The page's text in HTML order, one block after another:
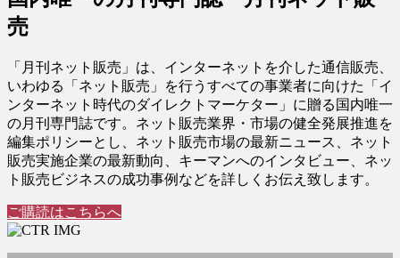
売
「月刊ネット販売」は、インターネットを介した通信販売、
いわゆる「ネット販売」を行うすべての事業者に向けた「イ
ンターネット時代のダイレクトマーケター」に贈る国内唯一
の月刊専門誌です。ネット販売業界・市場の健全発展推進を
編集ポリシーとし、ネット販売市場の最新ニュース、ネット
販売実施企業の最新動向、キーマンへのインタビュー、ネッ
ト販売ビジネスの成功事例などを詳しくお伝え致します。
ご購読はこちらへ